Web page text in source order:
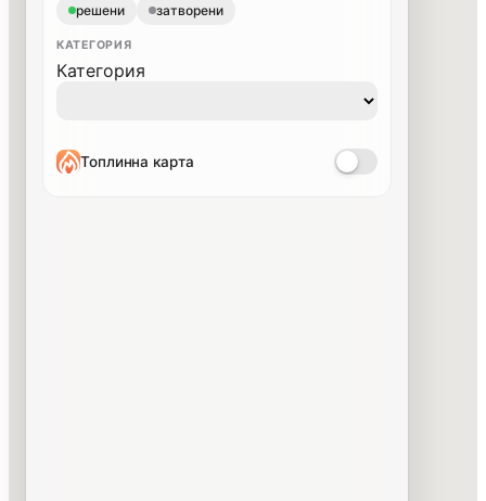
решени
затворени
КАТЕГОРИЯ
Категория
Топлинна карта